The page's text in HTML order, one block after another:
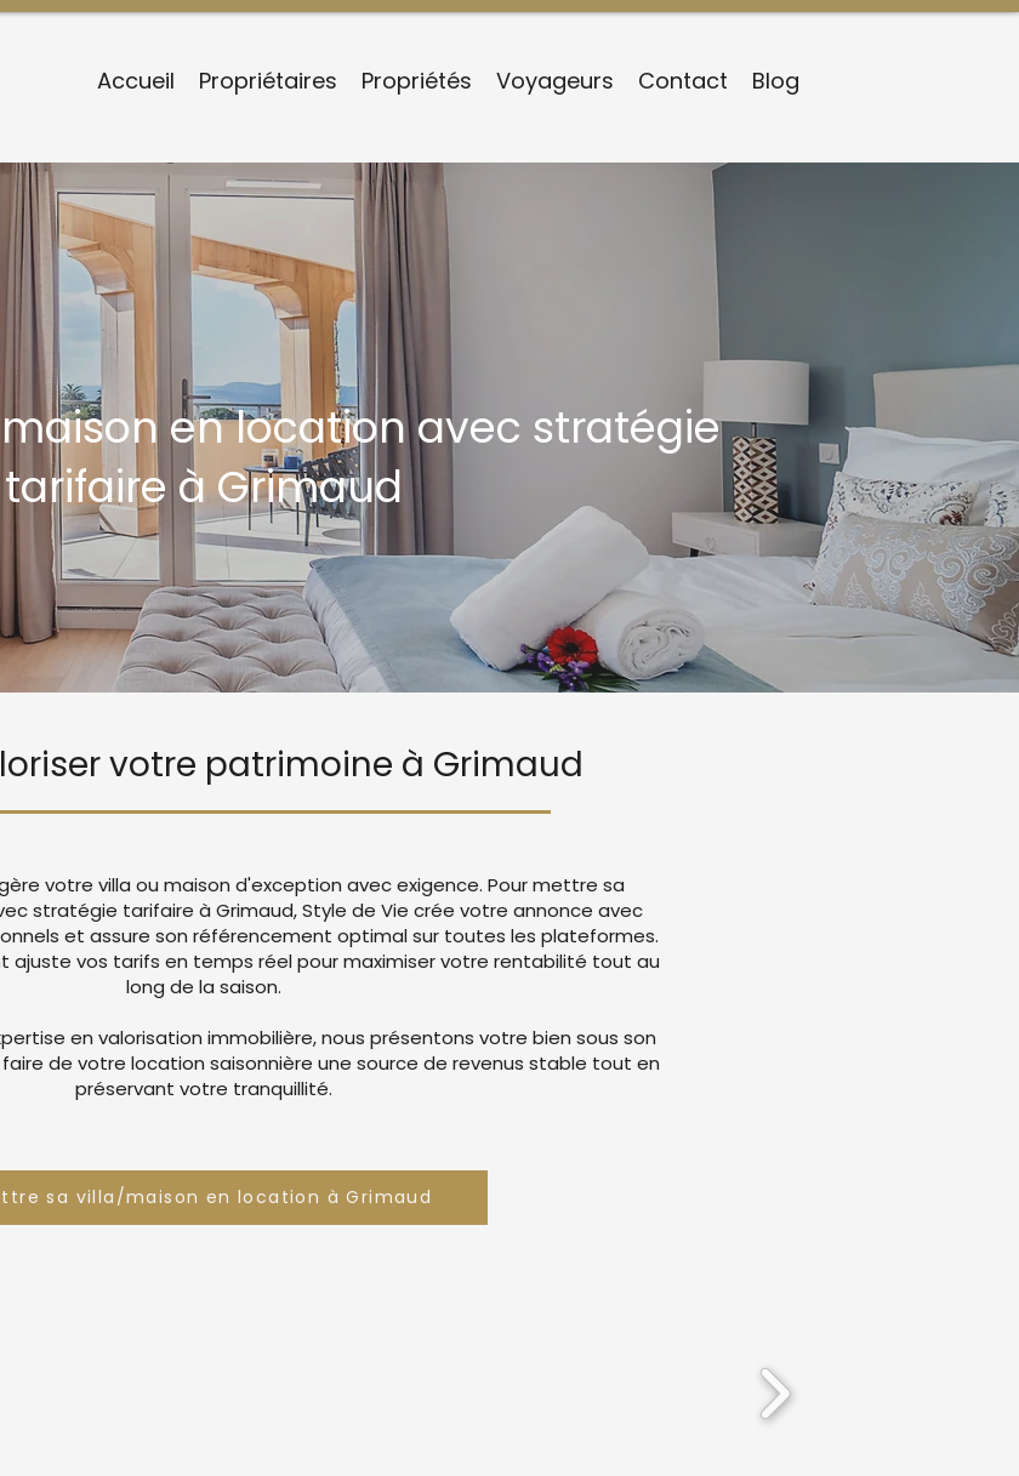
Accueil Propriétaires Propriétés Voyageurs Contact Blog
en location avec stratégie
tarifaire à Grimaud
votre patrimoine à Grimaud
votre villa ou maison d'exception avec exigence. Pour mettre sa
stratégie tarifaire à Grimaud, Style de Vie crée votre annonce avec
et assure son référencement optimal sur toutes les plateformes.
ajuste vos tarifs en temps réel pour maximiser votre rentabilité tout au
long de la saison.
en valorisation immobilière, nous présentons votre bien sous son
de votre location saisonnière une source de revenus stable tout en
préservant votre tranquillité.
sa villa/maison en location à Grimaud